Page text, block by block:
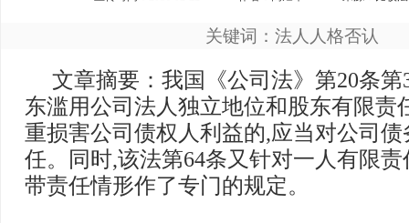
关键词：法人人格否认
文章摘要：我国《公司法》第20条
东滥用公司法人独立地位和股东有限责
重损害公司债权人利益的,应当对公司
任。同时,该法第64条又针对一人有限
带责任情形作了专门的规定。